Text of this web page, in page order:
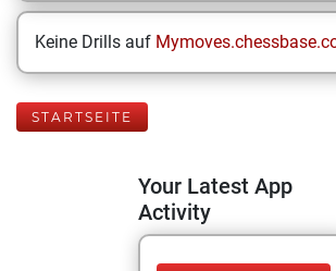
Keine Drills auf
STARTSEITE
Your Latest App
Activity